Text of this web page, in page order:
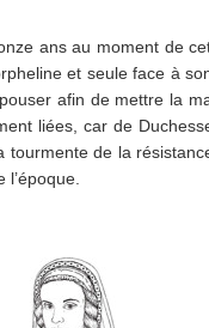
ans au moment de
et seule face à
afin de mettre la
liées, car de
tourmente de la
l’époque.